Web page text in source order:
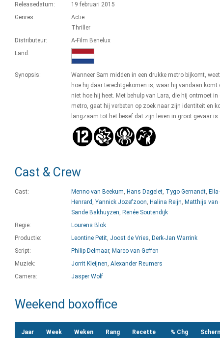
Releasedatum:
19 februari 2015
Genres:
Actie
Thriller
Distributeur:
A-Film Benelux
Land:
Synopsis:
Wanneer Sam midden in een drukke metro bijkomt,
hoe hij daar terechtgekomen is, waar hij vandaan komt
niet hoe hij heet. Met behulp van Lara, die hij ontmoet in
metro, gaat hij verbeten op zoek naar zijn identiteit en
langzaam tot het besef dat zijn leven in groot gevaar is.
Cast & Crew
Cast: Menno van Beekum, Hans Dagelet, Tygo Gernandt,
Henrard , Yannick Jozefzoon, Halina Reijn, Matthijs van
Sande Bakhuyzen, Renée Soutendijk
Regie:
Lourens Blok
Productie:
Leontine Petit, Joost de Vries, Derk-Jan Warrink
Script:
Philip Delmaar, Marco van Geffen
Muziek:
Jorrit Kleijnen, Alexander Reumers
Camera:
Jasper Wolf
Weekend boxoffice
Jaar Week Weken Rang Recette % Chg